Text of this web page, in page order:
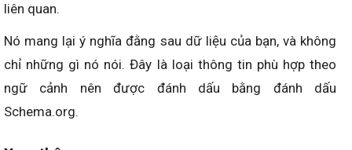
liên quan.
Nó mang lại ý nghĩa đằng sau dữ liệu của bạn, và không
chỉ những gì nó nói. Đây là loại thông tin phù hợp theo
ngữ cảnh nên được đánh dấu bằng đánh dấu
Schema.org.